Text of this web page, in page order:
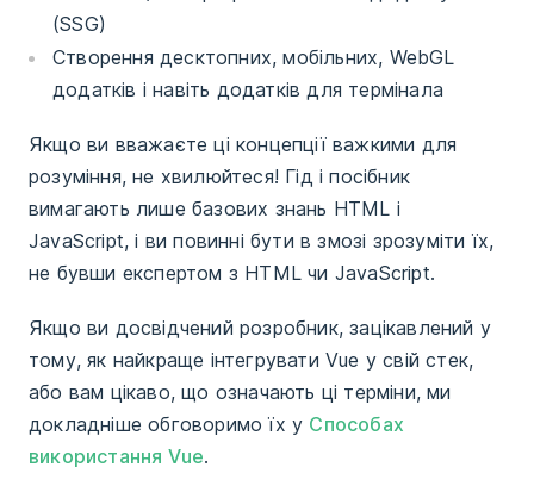
(SSG)
Створення десктопних, мобільних, WebGL
додатків і навіть додатків для термінала
Якщо ви вважаєте ці концепції важкими для
розуміння, не хвилюйтеся! Гід і посібник
вимагають лише базових знань HTML і
JavaScript, і ви повинні бути в змозі зрозуміти їх,
не бувши експертом з HTML чи JavaScript.
Якщо ви досвідчений розробник, зацікавлений у
тому, як найкраще інтегрувати Vue у свій стек,
або вам цікаво, що означають ці терміни, ми
докладніше обговоримо їх у Способах
використання Vue.